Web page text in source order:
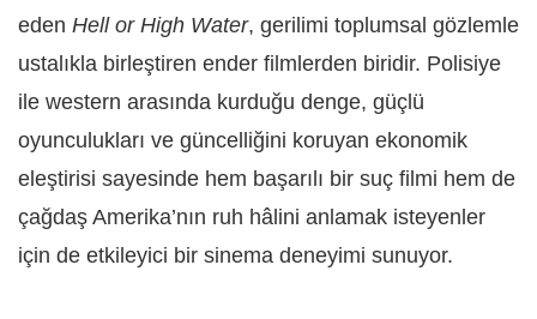
eden Hell or High Water, gerilimi toplumsal gözlemle
ustalıkla birleştiren ender filmlerden biridir. Polisiye
ile western arasında kurduğu denge, güçlü
oyunculukları ve güncelliğini koruyan ekonomik
eleştirisi sayesinde hem başarılı bir suç filmi hem de
çağdaş Amerika’nın ruh hâlini anlamak isteyenler
için de etkileyici bir sinema deneyimi sunuyor.